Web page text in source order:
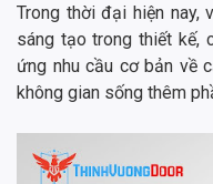
Trong thời đại hiện nay,
sáng tạo trong thiết kế,
ứng nhu cầu cơ bản về
không gian sống thêm